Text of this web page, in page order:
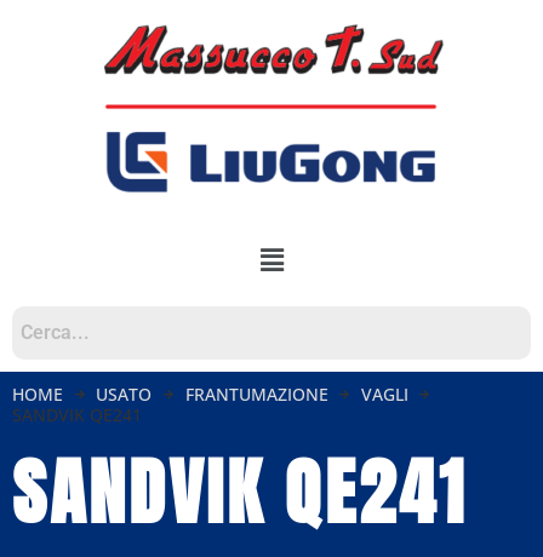
HOME USATO FRANTUMAZIONE
VAGLI
SANDVIK QE241
SANDVIK QE241